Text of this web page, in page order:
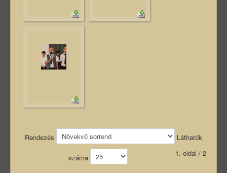
Rendezés Láthatók
száma 1. oldal / 2